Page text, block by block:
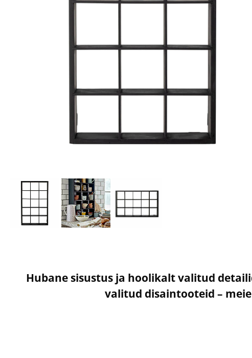
Hubane sisustus ja hoolikalt valitud
valitud disaintooteid –